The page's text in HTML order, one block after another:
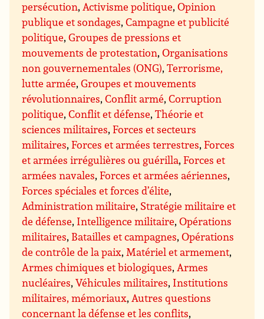
persécution,Activisme politique,Opinion
publique et sondages,Campagne et publicité
politique,Groupes de pressions et
mouvements de protestation,Organisations
non gouvernementales (ONG),Terrorisme,
lutte armée,Groupes et mouvements
révolutionnaires,Conflit armé,Corruption
politique,Conflit et défense,Théorie et
sciences militaires,Forces et secteurs
militaires,Forces et armées terrestres,Forces
et armées irrégulières ou guérilla,Forces et
armées navales,Forces et armées aériennes,
Forces spéciales et forces d’élite,
Administration militaire, Stratégie militaire et
de défense, Intelligence militaire,Opérations
militaires, Batailles et campagnes,Opérations
de contrôle de la paix,Matériel et armement,
Armes chimiques et biologiques,Armes
nucléaires,Véhicules militaires, Institutions
militaires, mémoriaux,Autres questions
concernant la défense et les conflits,